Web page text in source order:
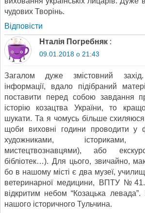
чудових Творінь.
Відповіcти
Нталія Погребняк :
09.01.2018 о 21:43
Загалом дуже змістовний
інформації, вдало підібраний
поставити перед собою завдання
історію козацтва України, то
шукати. Та я чомусь більше схиляюся
щоби виховні години проводити у
художниками, істориками,
мистецтвознавцями), або
бібліотек…). Для цього, звичайно,
бо в нашому місті є два музеї,
ветеринарної медицини, ВПТУ
відкритим небом “Козацька
нашого історичного Тульчина.